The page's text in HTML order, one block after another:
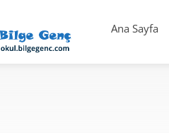
Ana Sayfa